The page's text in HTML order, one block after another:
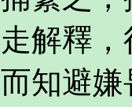
解釋
知避